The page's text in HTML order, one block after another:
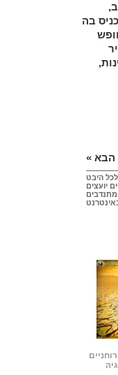
בה
הבא »
היבט
יועצים
מתנדבים